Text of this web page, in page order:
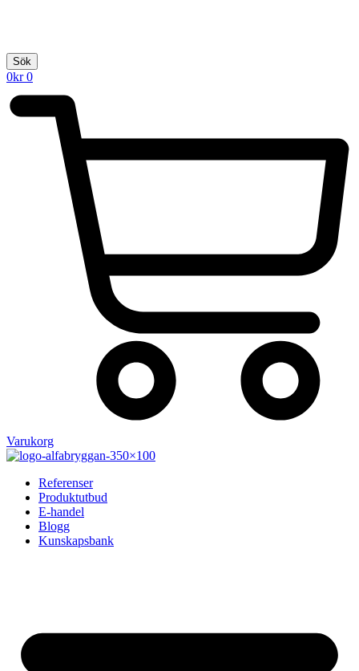
Sök
0kr 0
Varukorg
Referenser
Produktutbud
E-handel
Blogg
Kunskapsbank